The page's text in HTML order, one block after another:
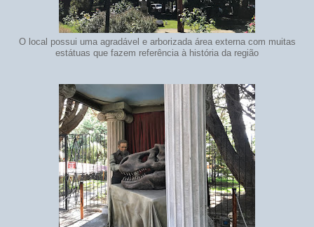
O local possui uma agradável e arborizada área externa com muitas
estátuas que fazem referência à história da região